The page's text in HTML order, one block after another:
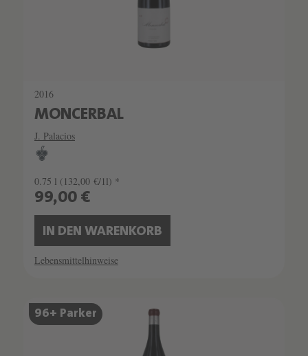
2016
MONCERBAL
J. Palacios
0.75 l (132,00 €/1l) *
99,00 €
IN DEN WARENKORB
Lebensmittelhinweise
SCHATZKAMMER
LIMITIERT
96+ Parker